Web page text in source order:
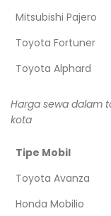
Mitsubishi Pajero
Toyota Fortuner
Toyota Alphard
Harga sewa dalam
kota
Tipe Mobil
Toyota Avanza
Honda Mobilio